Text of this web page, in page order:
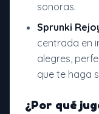
sonoras.
Sprunki
centrada en
alegres,
que te haga
¿Por qué